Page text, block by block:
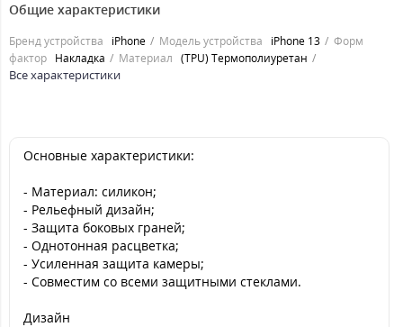
Общие характеристики
Бренд устройства iPhone Модель устройства iPhone 13
Форм
фактор Накладка Материал (TPU) Термополиуретан
Все характеристики
Основные характеристики:
- Материал: силикон;
- Рельефный дизайн;
- Защита боковых граней;
- Однотонная расцветка;
- Усиленная защита камеры;
- Совместим со всеми защитными стеклами.
Дизайн